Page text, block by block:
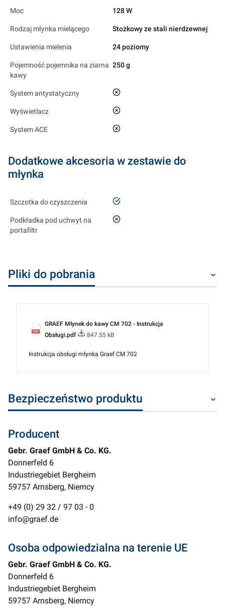
Moc 128 W
Rodzaj młynka mielącego Stożkowy ze stali nierdzewnej
Ustawienia mielenia 24 poziomy
Pojemność pojemnika na ziarna
kawy
250 g
System antystatyczny nie
Wyświetlacz nie
System ACE nie
Dodatkowe akcesoria w zestawie do
młynka
Szczotka do czyszczenia tak
Podkładka pod uchwyt na
portafiltr
nie
Pliki do pobrania
GRAEF Młynek do kawy CM 702 - Instrukcja
Obsługi.pdf
847.55 kB
Instrukcja obsługi młynka Graef CM 702
Bezpieczeństwo produktu
Producent
Gebr. Graef GmbH & Co. KG.
Donnerfeld 6
Industriegebiet Bergheim
59757 Arnsberg, Niemcy
+49 (0) 29 32 / 97 03 - 0
info@graef.de
Osoba odpowiedzialna na terenie UE
Gebr. Graef GmbH & Co. KG.
Donnerfeld 6
Industriegebiet Bergheim
59757 Arnsberg, Niemcy